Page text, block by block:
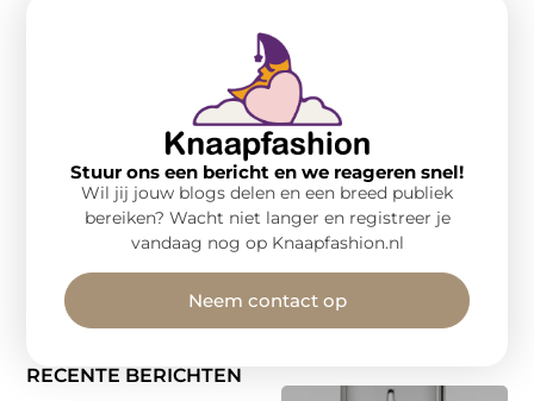
RECENTE BERICHTEN
Stuur ons een bericht en we reageren snel!
Wil jij jouw blogs delen en een breed publiek
bereiken? Wacht niet langer en registreer je
vandaag nog op Knaapfashion.nl
Neem contact op